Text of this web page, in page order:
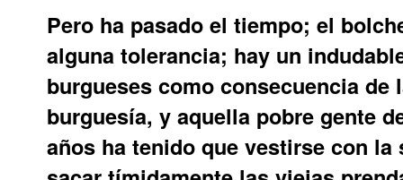
Pero ha pasado el tiempo; el
alguna tolerancia; hay un
burgueses como consecuencia
burguesía, y aquella pobre gente
años ha tenido que vestirse con